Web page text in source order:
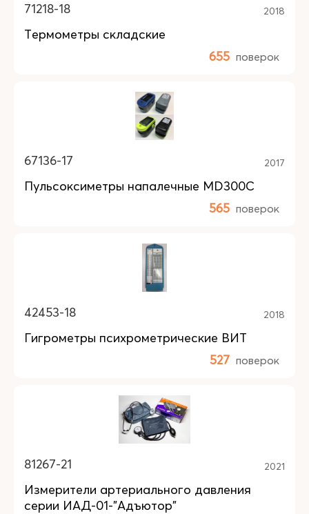
71218-18 2018
Термометры складские
655 поверок
67136-17 2017
Пульсоксиметры напалечные MD300C
565 поверок
42453-18 2018
Гигрометры психрометрические ВИТ
527 поверок
81267-21 2021
Измерители артериального давления
серии ИАД-01-"Адъютор"